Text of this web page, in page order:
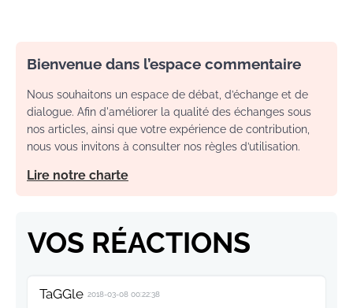
Bienvenue dans l’espace commentaire
Nous souhaitons un espace de débat, d’échange et de
dialogue. Afin d'améliorer la qualité des échanges sous
nos articles, ainsi que votre expérience de contribution,
nous vous invitons à consulter nos règles d’utilisation.
Lire notre charte
VOS RÉACTIONS
TaGGle 2018-03-08 00:22:38